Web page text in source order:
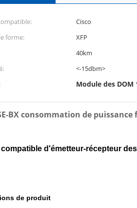
Cisco
forme:
XFP
40km
<-15dbm>
Module des DOM
BX consommation de
compatible d'émetteur-récepteur
de produit